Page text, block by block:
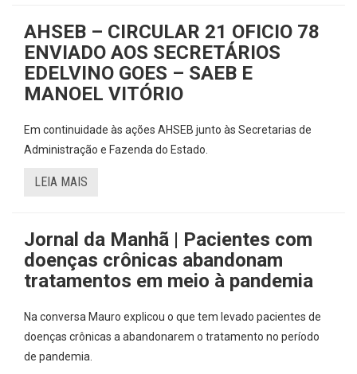
AHSEB – CIRCULAR 21 OFICIO 78
ENVIADO AOS SECRETÁRIOS
EDELVINO GOES – SAEB E
MANOEL VITÓRIO
Em continuidade às ações AHSEB junto às Secretarias de
Administração e Fazenda do Estado.
LEIA MAIS
Jornal da Manhã | Pacientes com
doenças crônicas abandonam
tratamentos em meio à pandemia
Na conversa Mauro explicou o que tem levado pacientes de
doenças crônicas a abandonarem o tratamento no período
de pandemia.